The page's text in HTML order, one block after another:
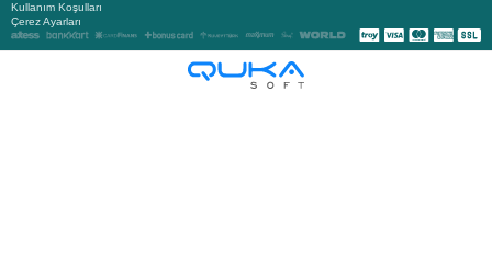
Kullanım Koşulları
Çerez Ayarları